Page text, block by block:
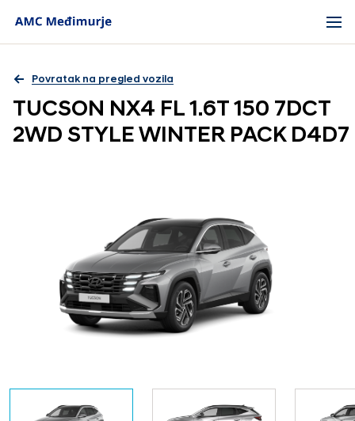
Povratak na pregled vozila
TUCSON NX4 FL 1.6T 150 7DCT
2WD STYLE WINTER PACK D4D7